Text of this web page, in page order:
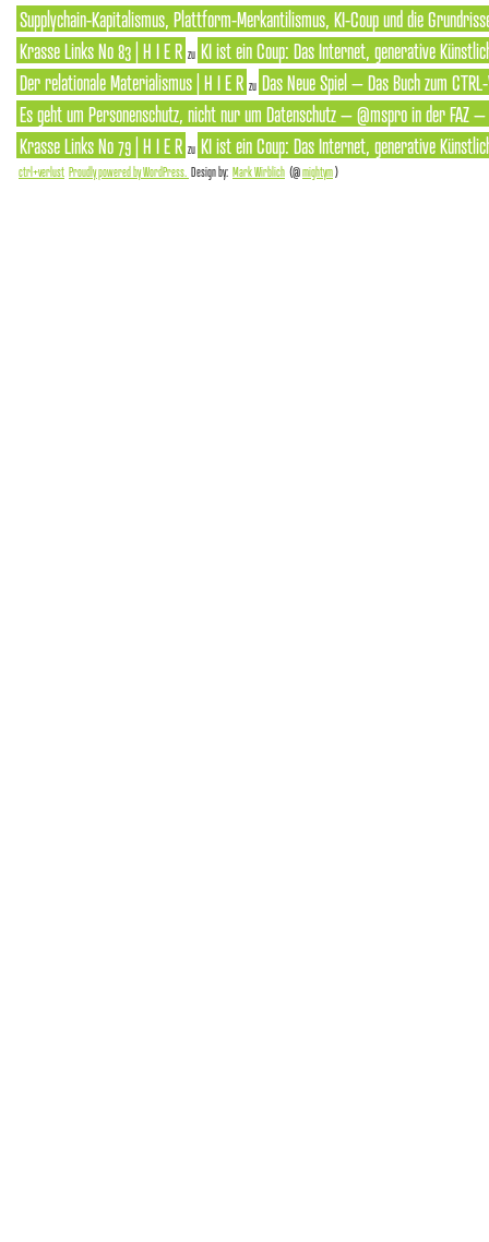
Supplychain-Kapitalismus, Plattform-Merkantilismus, KI-Coup und die
Krasse Links No 83 | H I E R zu KI ist ein Coup: Das Internet, generative
Der relationale Materialismus | H I E R zu Das Neue Spiel – Das Buch zum
Es geht um Personenschutz, nicht nur um Datenschutz – @mspro in der FAZ
Krasse Links No 79 | H I E R zu KI ist ein Coup: Das Internet, generative
ctrl+verlust Proudly powered by WordPress. Design by: Mark Wirblich (@mightym)